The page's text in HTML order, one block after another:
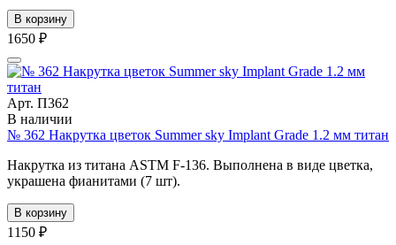
В корзину
1650 ₽
Арт. П362
В наличии
№ 362 Накрутка цветок Summer sky Implant Grade 1.2 мм титан
Накрутка из титана ASTM F-136. Выполнена в виде цветка,
украшена фианитами (7 шт).
В корзину
1150 ₽